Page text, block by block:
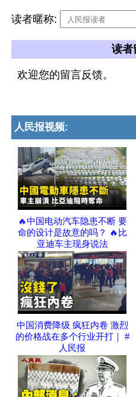
读者暱称:
读者
欢迎您的留言反馈。
人民报视频:
🔥中国电动汽车隐患不断 要
命的设计是故意的吗？ 🔥比
亚迪车主现身说法
中国消费降级 疯狂内卷 激烈
的价格战在多个行业开打｜ #
人民报